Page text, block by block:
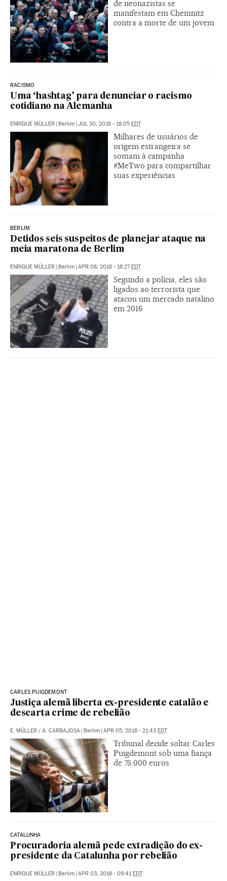
de neonazistas se
manifestam em Chemnitz
contra a morte de um jovem
RACISMO
Uma ‘hashtag’ para denunciar o racismo
cotidiano na Alemanha
ENRIQUE MÜLLER | Berlim | JUL 30, 2018 - 18:05 EDT
Milhares de usuários de
origem estrangeira se
somam à campanha
#MeTwo para compartilhar
suas experiências
BERLIM
Detidos seis suspeitos de planejar ataque na
meia maratona de Berlim
ENRIQUE MÜLLER | Berlim | APR 08, 2018 - 18:27EDT
Segundo a polícia, eles são
ligados ao terrorista que
atacou um mercado natalino
em 2016
CARLES PUIGDEMONT
Justiça alemã liberta ex-presidente catalão e
descarta crime de rebelião
E. MÜLLER / A. CARBAJOSA Berlim APR 05, 2018 - 21:43 EDT
Tribunal decide soltar Carles
Puigdemont sob uma fiança
de 75.000 euros
CATALUNHA
Procuradoria alemã pede extradição do ex-
presidente da Catalunha por rebelião
ENRIQUE MÜLLER Berlim APR 03, 2018 - 09:41 EDT